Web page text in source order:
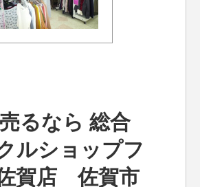
るなら 総合
ルショップフ
賀店 佐賀市